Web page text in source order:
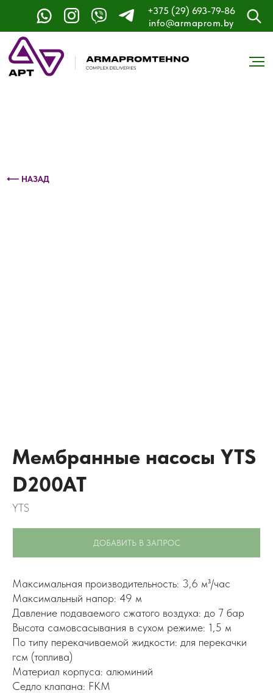
+375 (29) 693-79-86
info@armaprom.by
Контактный телефон: +375 (29) 693-79-86
⟵ НАЗАД
Мембранные насосы YTS
D200AT
YTS
ДОБАВИТЬ В ЗАПРОС
Максимальная производительность: 3,6 м³/час
Максимальный напор: 49 м
Давление подаваемого сжатого воздуха: до 7 бар
Высота самовсасывания в сухом режиме: 1,5 м
По типу перекачиваемой жидкости: для перекачки
гсм (топлива)
Материал корпуса: алюминий
Седло клапана: FKM